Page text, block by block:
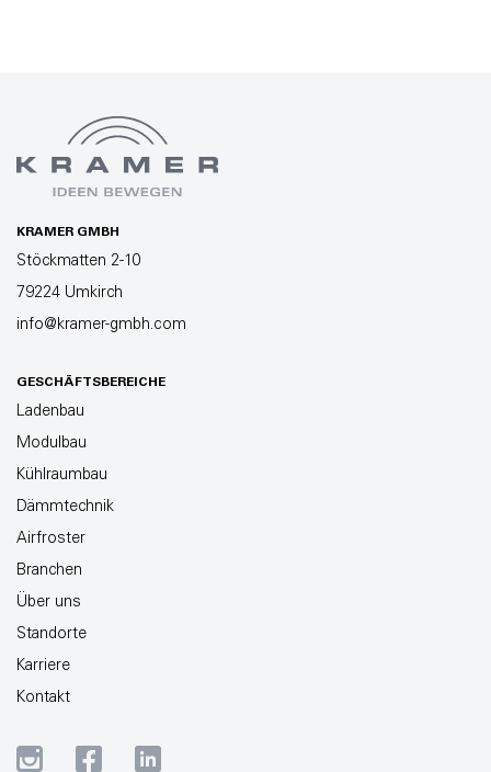
KRAMER GMBH
Stöckmatten 2-10
79224 Umkirch
info@kramer-gmbh.com
GESCHÄFTSBEREICHE
Ladenbau
Modulbau
Kühlraumbau
Dämmtechnik
Airfroster
Branchen
Über uns
Standorte
Karriere
Kontakt